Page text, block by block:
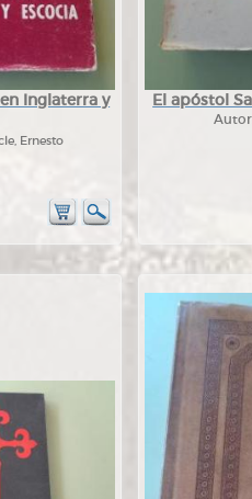
Inglaterra y
Ernesto
El apóstol